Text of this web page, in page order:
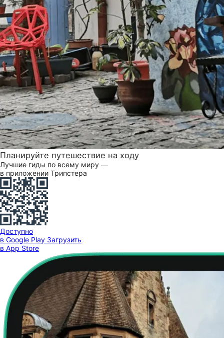
Планируйте путешествие на ходу
Лучшие гиды по всему миру —
в приложении Трипстера
Доступно
в Google Play Загрузить
в App Store